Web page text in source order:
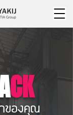
ของคุณ
CK